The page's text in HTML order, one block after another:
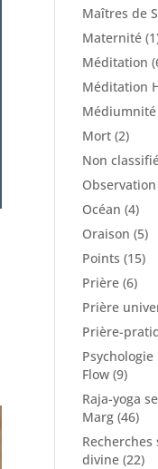
Maîtres de
Maternité
Méditation
Méditation
Médiumnité
Mort (2)
Non
Océan (4)
Oraison (5)
Points (15)
Prière (6)
Prière
Prière-
Flow (9)
Raja-yoga
Marg (46)
divine (22)